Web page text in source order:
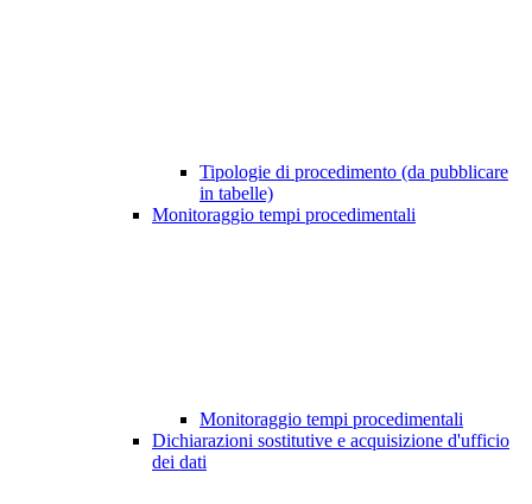
Tipologie di procedimento (da pubblicare
in tabelle)
Monitoraggio tempi procedimentali
Monitoraggio tempi procedimentali
Dichiarazioni sostitutive e acquisizione d'ufficio
dei dati